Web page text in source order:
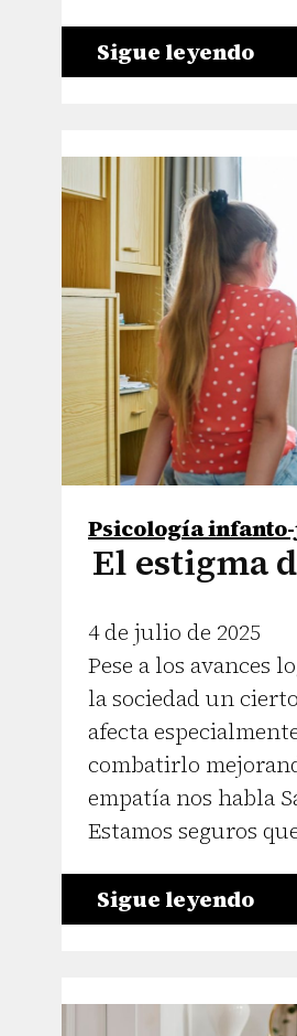
Sigue leyendo
Psicología
El estigma
4 de julio de 2025
Pese a los avances
la sociedad un
afecta
combatirlo
empatía nos habla
Estamos seguros
Sigue leyendo